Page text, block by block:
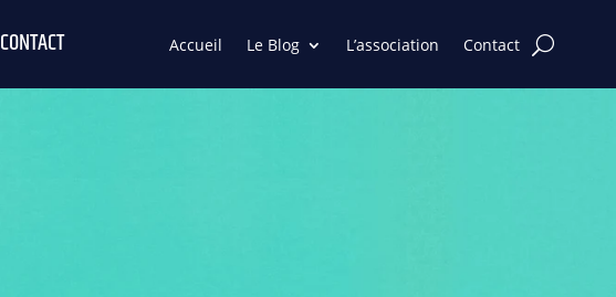
CONTACT Accueil Le Blog L’association Contact